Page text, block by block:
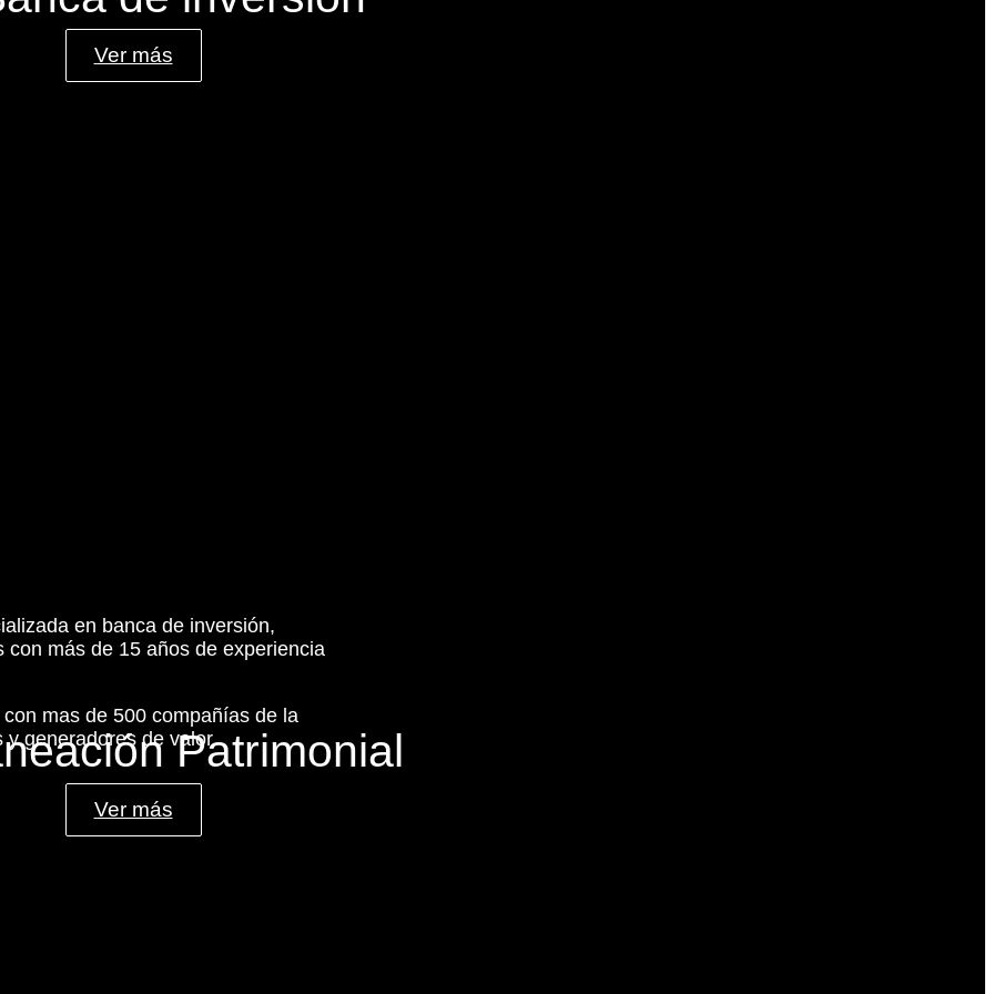
Ver más
Patrimonial
Ver más
en banca de inversión,
más de 15 años de experiencia
mas de 500 compañías de la
generadores de valor.